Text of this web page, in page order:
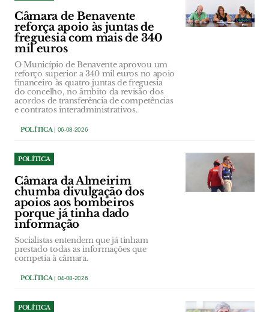
Câmara de Benavente
reforça apoio às juntas de
freguesia com mais de 340
mil euros
O Município de Benavente aprovou um
reforço superior a 340 mil euros no apoio
financeiro às quatro juntas de freguesia
do concelho, no âmbito da revisão dos
acordos de transferência de competências
e contratos interadministrativos.
POLÍTICA| 06-08-2026
POLÍTICA
Câmara da Almeirim
chumba divulgação dos
apoios aos bombeiros
porque já tinha dado
informação
Socialistas entendem que já tinham
prestado todas as informações que
competia à câmara.
POLÍTICA| 04-08-2026
POLÍTICA